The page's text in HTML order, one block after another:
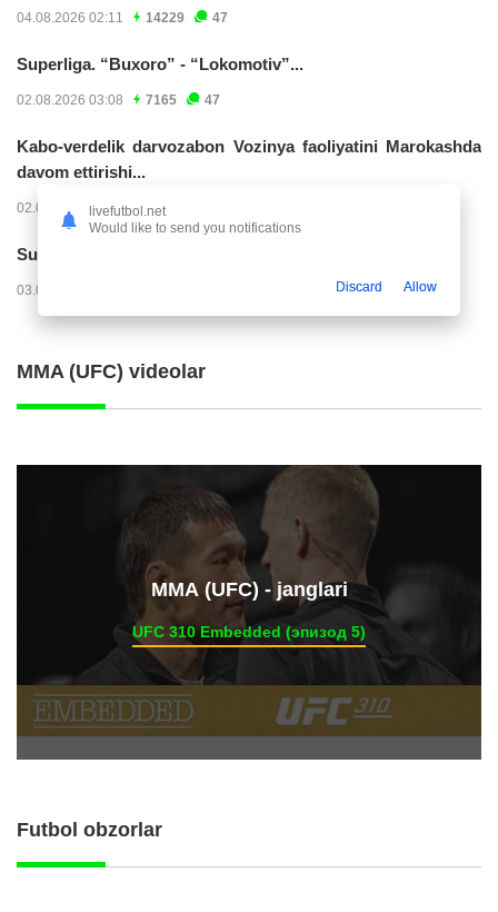
04.08.2026 02:11 14229 47
Superliga. “Buxoro” - “Lokomotiv”...
02.08.2026 03:08 7165 47
Kabo-verdelik darvozabon Vozinya faoliyatini Marokashda
davom ettirishi...
02.08.2026 01:08 3912
Superliga. "Dinamo" – "Neftchi" (matnli...
03.08.2026 20:32
MMA (UFC) videolar
ММА (UFC) - janglari
UFC 310 Embedded (эпизод 5)
Futbol obzorlar
livefutbol.net
Would like to send you notifications
Discard Allow